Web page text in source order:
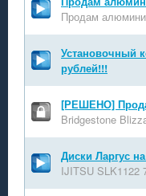
Продам
Установочный
рублей!!!
[РЕШЕНО]
Bridgestone
Диски Ларгус
IJITSU SLK1122